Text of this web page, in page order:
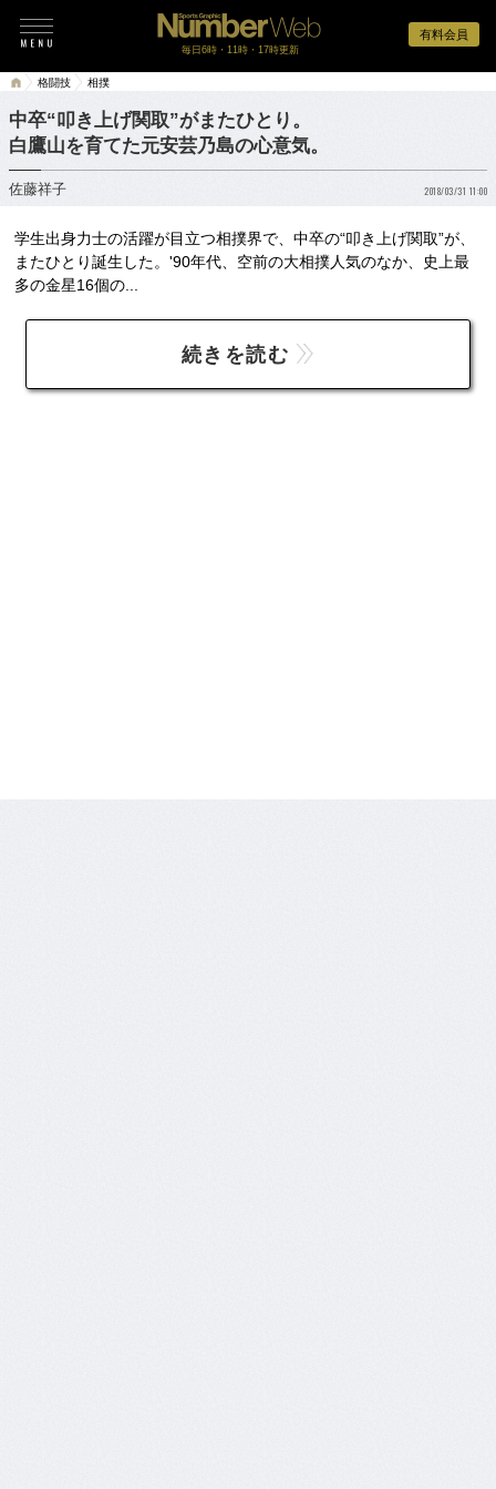
有料会員
毎日6時・11時・17時更新
格闘技 相撲
中卒“叩き上げ関取”がまたひとり。
白鷹山を育てた元安芸乃島の心意気。
佐藤祥子 2018/03/31 11:00
学生出身力士の活躍が目立つ相撲界で、中卒の“叩き上げ関取”が、
またひとり誕生した。'90年代、空前の大相撲人気のなか、史上最
多の金星16個の...
続きを読む